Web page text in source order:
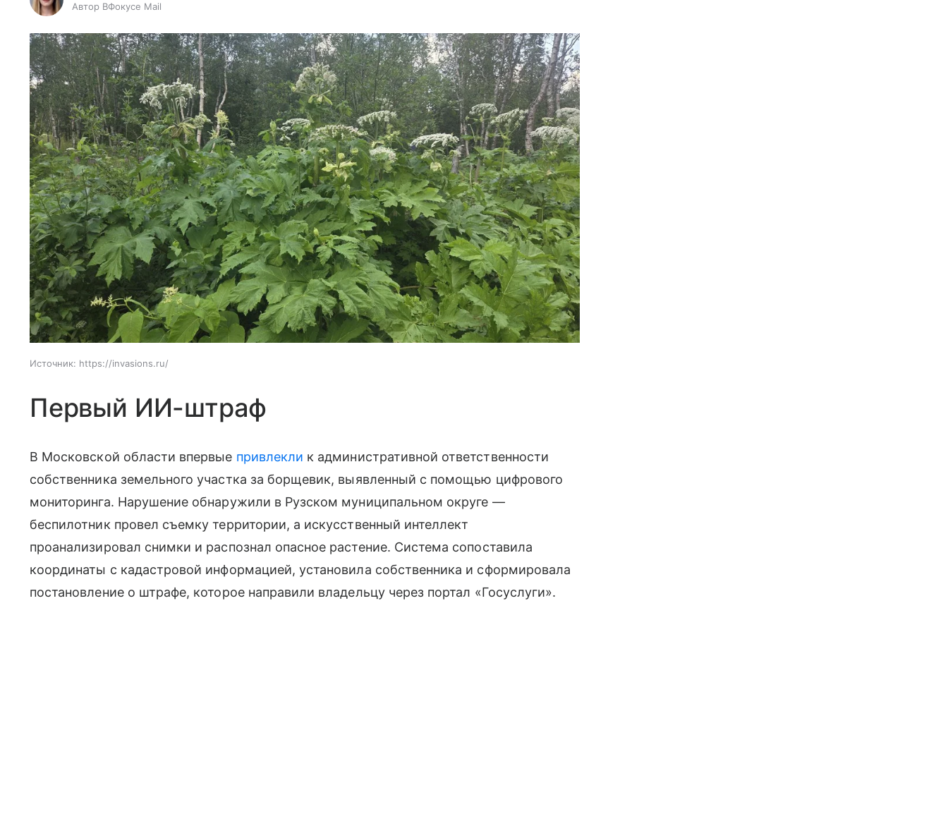
Автор ВФокусе Mail
Источник: https://invasions.ru/
Первый ИИ-штраф
В Московской области впервые привлекли к административной ответственности
собственника земельного участка за борщевик, выявленный с помощью цифрового
мониторинга. Нарушение обнаружили в Рузском муниципальном округе —
беспилотник провел съемку территории, а искусственный интеллект
проанализировал снимки и распознал опасное растение. Система сопоставила
координаты с кадастровой информацией, установила собственника и сформировала
постановление о штрафе, которое направили владельцу через портал «Госуслуги».